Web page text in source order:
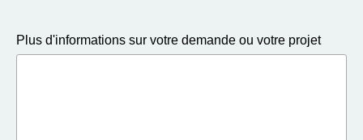
Plus d'informations sur votre demande ou votre projet